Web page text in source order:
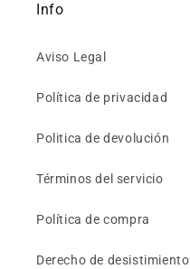
Info
Aviso Legal
Política de privacidad
Politica de devolución
Términos del servicio
Política de compra
Derecho de desistimiento